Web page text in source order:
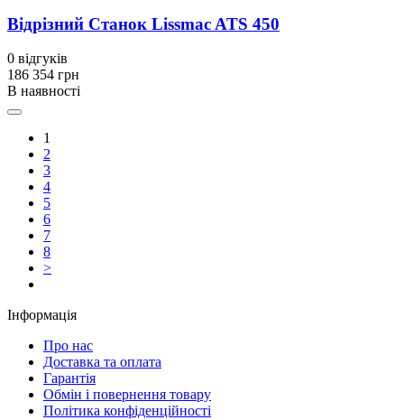
Відрізний Станок Lissmac ATS 450
0 відгуків
186 354 грн
В наявності
1
2
3
4
5
6
7
8
>
Інформація
Про нас
Доставка та оплата
Гарантія
Обмін і повернення товару
Політика конфіденційності